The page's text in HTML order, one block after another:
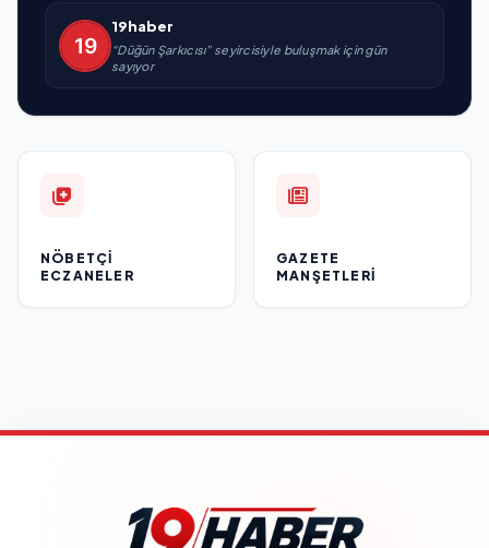
19haber
“Düğün Şarkıcısı” seyircisiyle buluşmak için gün
sayıyor
NÖBETÇI
ECZANELER
GAZETE
MANŞETLERI